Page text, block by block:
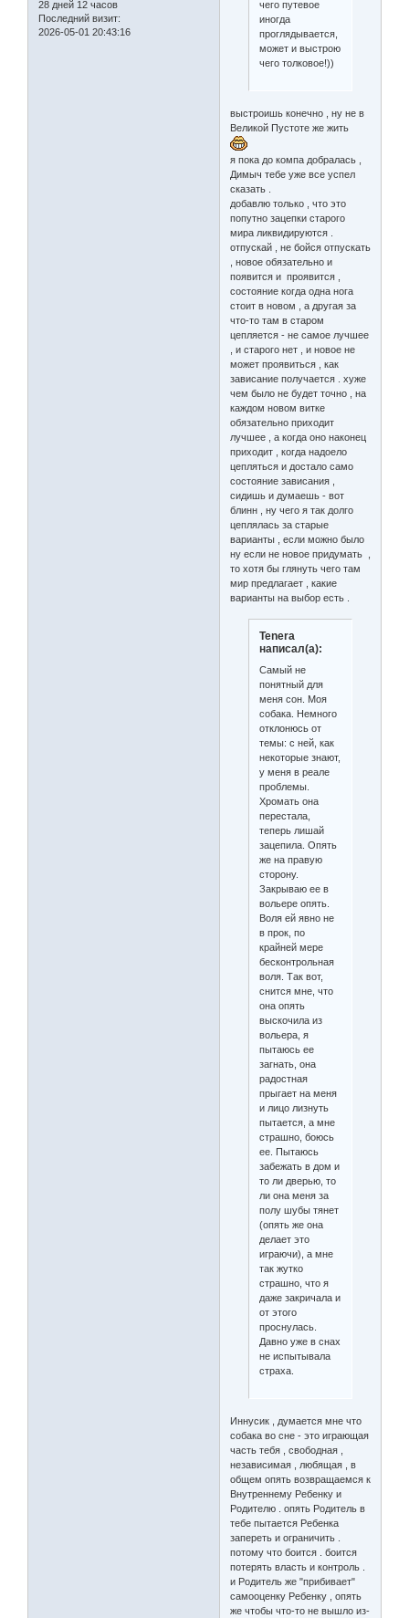
28 дней 12 часов
Последний визит:
2026-05-01 20:43:16
чего путевое
иногда
проглядывается,
может и выстрою
чего толковое!))
выстроишь конечно , ну не в
Великой Пустоте же жить
я пока до компа добралась ,
Димыч тебе уже все успел
сказать .
добавлю только , что это
попутно зацепки старого
мира ликвидируются .
отпускай , не бойся отпускать
, новое обязательно и
появится и проявится ,
состояние когда одна нога
стоит в новом , а другая за
что-то там в старом
цепляется - не самое лучшее
, и старого нет , и новое не
может проявиться , как
зависание получается . хуже
чем было не будет точно , на
каждом новом витке
обязательно приходит
лучшее , а когда оно наконец
приходит , когда надоело
цепляться и достало само
состояние зависания ,
сидишь и думаешь - вот
блинн , ну чего я так долго
цеплялась за старые
варианты , если можно было
ну если не новое придумать ,
то хотя бы глянуть чего там
мир предлагает , какие
варианты на выбор есть .
Tenera
написал(а):
Самый не
понятный для
меня сон. Моя
собака. Немного
отклонюсь от
темы: с ней, как
некоторые знают,
у меня в реале
проблемы.
Хромать она
перестала,
теперь лишай
зацепила. Опять
же на правую
сторону.
Закрываю ее в
вольере опять.
Воля ей явно не
в прок, по
крайней мере
бесконтрольная
воля. Так вот,
снится мне, что
она опять
выскочила из
вольера, я
пытаюсь ее
загнать, она
радостная
прыгает на меня
и лицо лизнуть
пытается, а мне
страшно, боюсь
ее. Пытаюсь
забежать в дом и
то ли дверью, то
ли она меня за
полу шубы тянет
(опять же она
делает это
играючи), а мне
так жутко
страшно, что я
даже закричала и
от этого
проснулась.
Давно уже в снах
не испытывала
страха.
Иннусик , думается мне что
собака во сне - это играющая
часть тебя , свободная ,
независимая , любящая , в
общем опять возвращаемся к
Внутреннему Ребенку и
Родителю . опять Родитель в
тебе пытается Ребенка
запереть и ограничить .
потому что боится . боится
потерять власть и контроль .
и Родитель же "прибивает"
самооценку Ребенку , опять
же чтобы что-то не вышло из-